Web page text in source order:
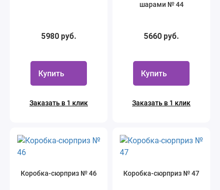
5980 руб.
Купить
Заказать в 1 клик
шарами № 44
5660 руб.
Купить
Заказать в 1 клик
Коробка-сюрприз № 46 Коробка-сюрприз № 47